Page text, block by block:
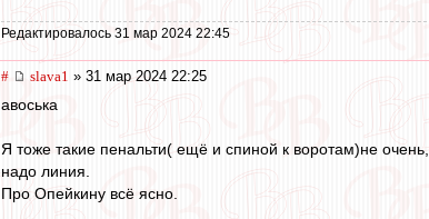
Редактировалось 31 мар 2024 22:45
# slava1 » 31 мар 2024 22:25
авоська
Я тоже такие пенальти( ещё и спиной к воротам)не
надо линия.
Про Опейкину всё ясно.